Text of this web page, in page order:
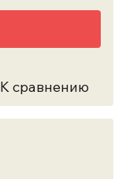
К сравнению